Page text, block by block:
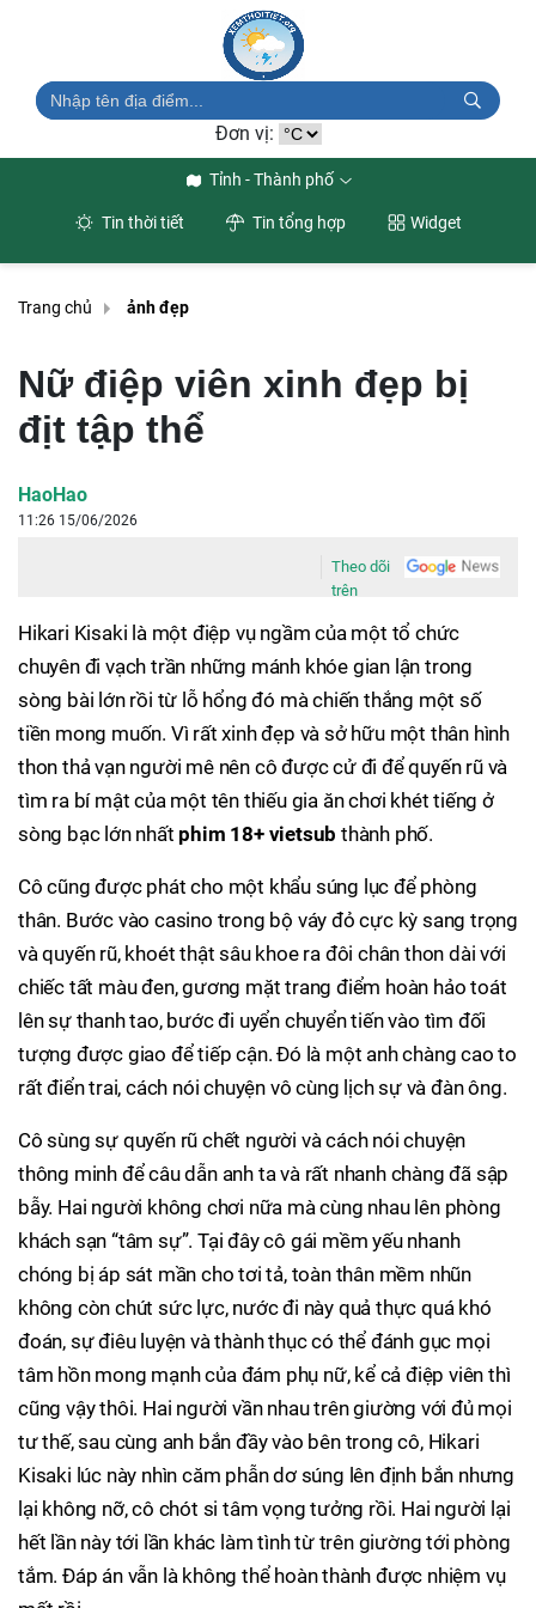
Đơn vị:
Tỉnh - Thành phố
Tin thời tiết Tin tổng hợp Widget
Trang chủ ảnh đẹp
Nữ điệp viên xinh đẹp bị
địt tập thể
HaoHao
11:26 15/06/2026
Theo dõi
trên
Hikari Kisaki là một điệp vụ ngầm của một tổ chức
chuyên đi vạch trần những mánh khóe gian lận trong
sòng bài lớn rồi từ lỗ hổng đó mà chiến thắng một số
tiền mong muốn. Vì rất xinh đẹp và sở hữu một thân hình
thon thả vạn người mê nên cô được cử đi để quyến rũ và
tìm ra bí mật của một tên thiếu gia ăn chơi khét tiếng ở
sòng bạc lớn nhất phim 18+ vietsub thành phố.
Cô cũng được phát cho một khẩu súng lục để phòng
thân. Bước vào casino trong bộ váy đỏ cực kỳ sang trọng
và quyến rũ, khoét thật sâu khoe ra đôi chân thon dài với
chiếc tất màu đen, gương mặt trang điểm hoàn hảo toát
lên sự thanh tao, bước đi uyển chuyển tiến vào tìm đối
tượng được giao để tiếp cận. Đó là một anh chàng cao to
rất điển trai, cách nói chuyện vô cùng lịch sự và đàn ông.
Cô sùng sự quyến rũ chết người và cách nói chuyện
thông minh để câu dẫn anh ta và rất nhanh chàng đã sập
bẫy. Hai người không chơi nữa mà cùng nhau lên phòng
khách sạn “tâm sự”. Tại đây cô gái mềm yếu nhanh
chóng bị áp sát mần cho tơi tả, toàn thân mềm nhũn
không còn chút sức lực, nước đi này quả thực quá khó
đoán, sự điêu luyện và thành thục có thể đánh gục mọi
tâm hồn mong mạnh của đám phụ nữ, kể cả điệp viên thì
cũng vậy thôi. Hai người vần nhau trên giường với đủ mọi
tư thế, sau cùng anh bắn đầy vào bên trong cô, Hikari
Kisaki lúc này nhìn căm phẫn dơ súng lên định bắn nhưng
lại không nỡ, cô chót si tâm vọng tưởng rồi. Hai người lại
hết lần này tới lần khác làm tình từ trên giường tới phòng
tắm. Đáp án vẫn là không thể hoàn thành được nhiệm vụ